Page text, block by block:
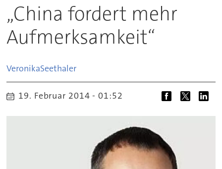
„China fordert mehr
Aufmerksamkeit“
VeronikaSeethaler
19. Februar 2014 - 01:52